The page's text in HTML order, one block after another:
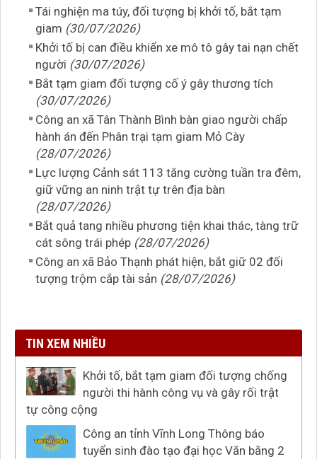
Tái nghiện ma túy, đối tượng bị khởi tố, bắt tạm
giam (30/07/2026)
Khởi tố bị can điều khiển xe mô tô gây tai nạn chết
người (30/07/2026)
Bắt tạm giam đối tượng cố ý gây thương tích
(30/07/2026)
Công an xã Tân Thành Bình bàn giao người chấp
hành án đến Phân trại tạm giam Mỏ Cày
(28/07/2026)
Lực lượng Cảnh sát 113 tăng cường tuần tra đêm,
giữ vững an ninh trật tự trên địa bàn
(28/07/2026)
Bắt quả tang nhiều phương tiện khai thác, tàng trữ
cát sông trái phép (28/07/2026)
Công an xã Bảo Thạnh phát hiện, bắt giữ 02 đối
tượng trộm cắp tài sản (28/07/2026)
TIN XEM NHIỀU
Khởi tố, bắt tạm giam đối tượng chống
người thi hành công vụ và gây rối trật
tự công cộng
Công an tỉnh Vĩnh Long Thông báo
tuyển sinh đào tạo đại học Văn bằng 2